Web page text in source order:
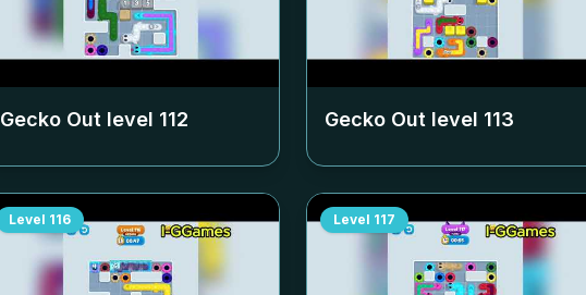
Gecko Out level 112 Gecko Out level 113
Level 116 Level 117